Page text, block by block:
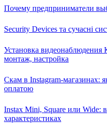
Почему предприниматели
Security Devices та сучасні
Установка
монтаж, настройка
Скам в Instagram-магазинах:
оплатою
Instax Mini, Square или Wide:
характеристиках